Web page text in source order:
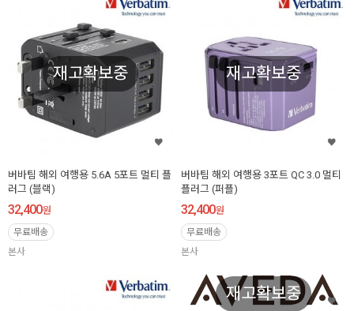
재고확보중
버바팀 해외 여행용 5.6A 5포트 멀티 플
러그 (블랙)
32,400원
무료배송
본사
재고확보중
버바팀 해외 여행용 3포트 QC 3.0 멀티
플러그 (퍼플)
32,400원
무료배송
본사
재고확보중